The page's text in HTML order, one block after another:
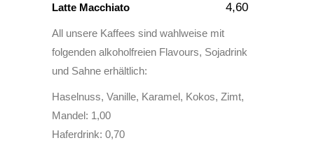
Latte Macchiato 4,60
All unsere Kaffees sind wahlweise mit
folgenden alkoholfreien Flavours, Sojadrink
und Sahne erhältlich:
Haselnuss, Vanille, Karamel, Kokos, Zimt,
Mandel: 1,00
Haferdrink: 0,70